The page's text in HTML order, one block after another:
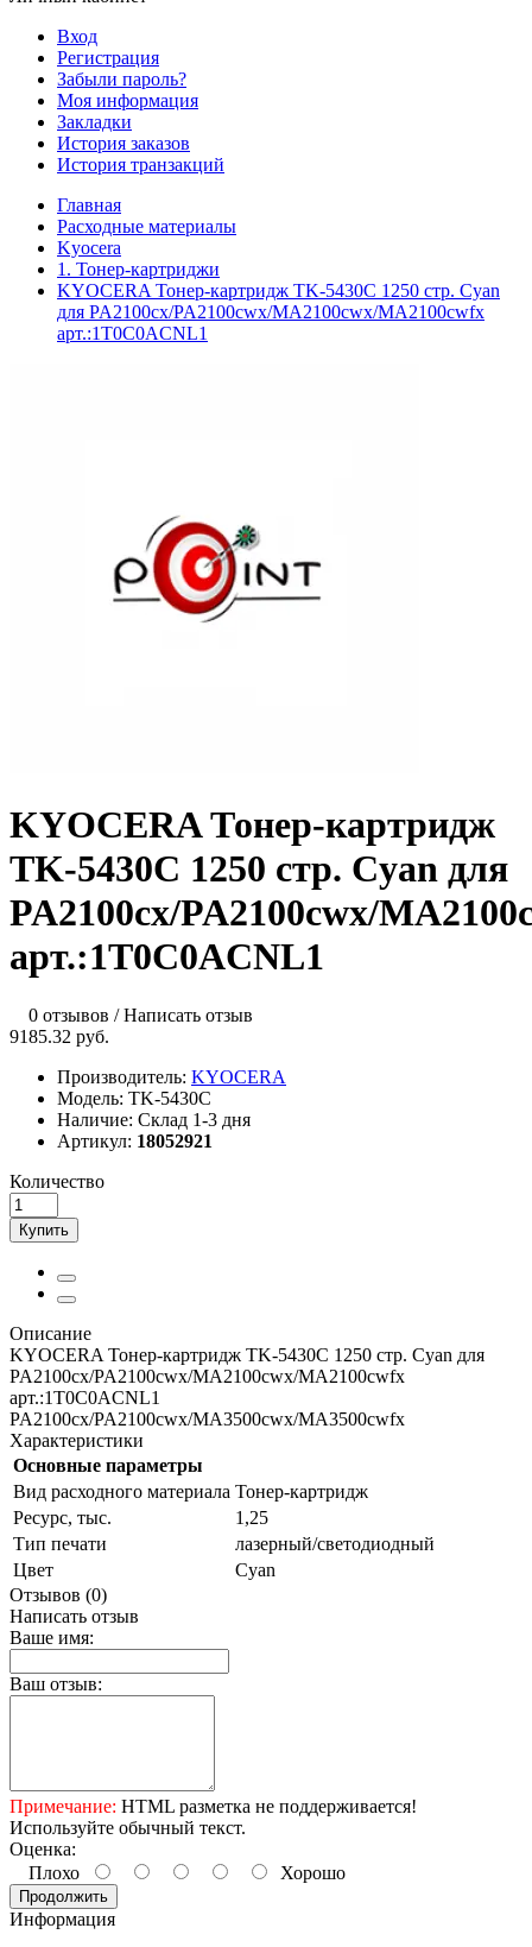
Вход
Регистрация
Забыли пароль?
Моя информация
Закладки
История заказов
История транзакций
Главная
Расходные материалы
Kyocera
1. Тонер-картриджи
KYOCERA Тонер-картридж TK-5430C 1250 стр. Cyan
для PA2100cx/PA2100cwx/MA2100cwx/MA2100cwfx
арт.:1T0C0ACNL1
KYOCERA Тонер-картридж
TK-5430C 1250 стр. Cyan для
PA2100cx/PA2100cwx/
арт.:1T0C0ACNL1
0 отзывов /Написать отзыв
9185.32 руб.
Производитель: KYOCERA
Модель: TK-5430C
Наличие: Склад 1-3 дня
Артикул: 18052921
Количество
Купить
Описание
KYOCERA Тонер-картридж TK-5430C 1250 стр. Cyan для
PA2100cx/PA2100cwx/MA2100cwx/MA2100cwfx
арт.:1T0C0ACNL1
PA2100cx/PA2100cwx/MA3500cwx/MA3500cwfx
Характеристики
Основные параметры
Вид расходного материала Тонер-картридж
Ресурс, тыс.
1,25
Тип печати
лазерный/светодиодный
Цвет
Cyan
Отзывов (0)
Написать отзыв
Ваше имя:
Ваш отзыв:
Примечание: HTML разметка не поддерживается!
Используйте обычный текст.
Оценка:
Плохо
Хорошо
Продолжить
Информация